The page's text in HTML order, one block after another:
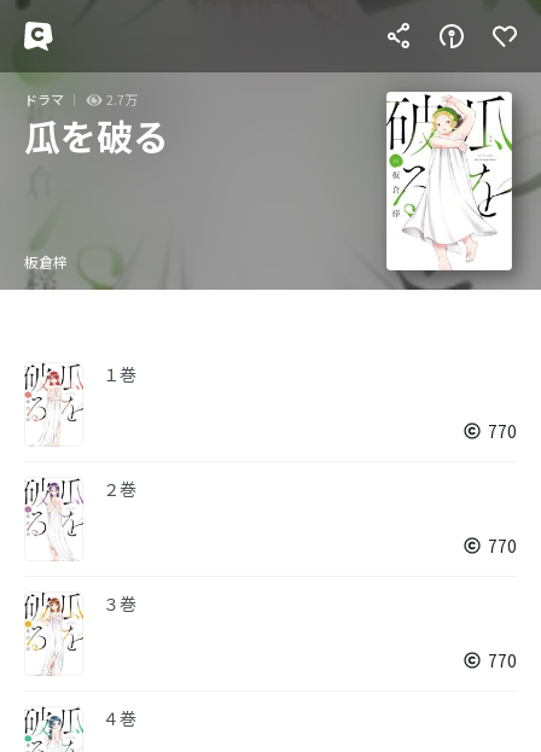
ドラマ 2.7万
瓜を破る
板倉梓
１巻
770
２巻
770
３巻
770
４巻